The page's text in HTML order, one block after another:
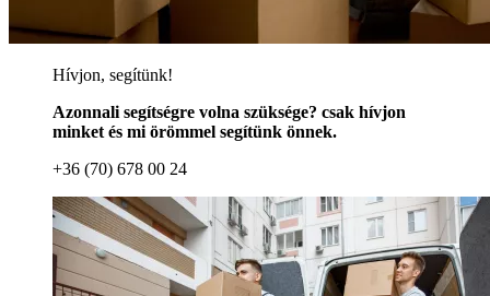
Hívjon, segítünk!
Azonnali segítségre volna szüksége? csak hívjon
minket és mi örömmel segítünk önnek.
+36 (70) 678 00 24